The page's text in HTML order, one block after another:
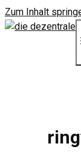
Zum Inhalt